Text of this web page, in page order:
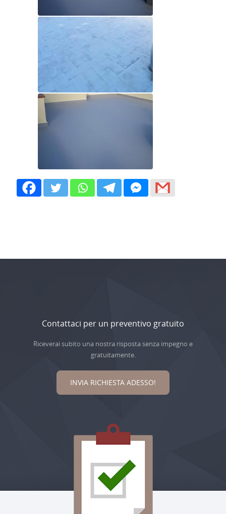
Contattaci per un preventivo gratuito
Riceverai subito una nostra risposta senza impegno e
gratuitamente.
INVIA RICHIESTA ADESSO!